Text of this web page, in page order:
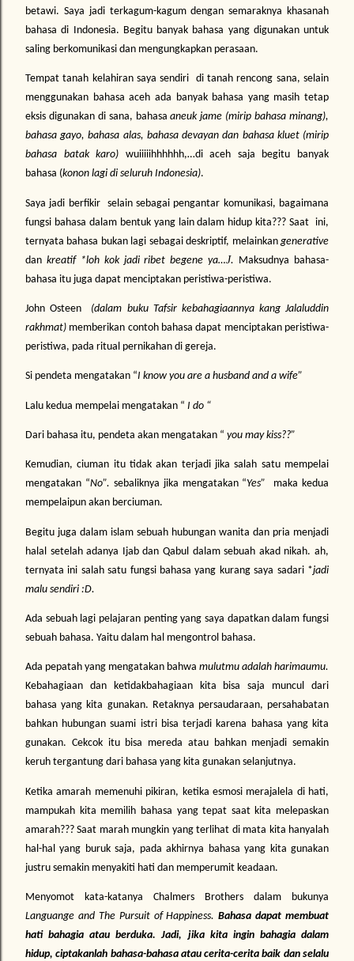
betawi. Saya jadi terkagum-kagum dengan semaraknya khasanah
bahasa di Indonesia. Begitu banyak bahasa yang digunakan untuk
saling berkomunikasi dan mengungkapkan perasaan.
Tempat tanah kelahiran saya sendiri di tanah rencong sana, selain
menggunakan bahasa aceh ada banyak bahasa yang masih tetap
eksis digunakan di sana, bahasaaneuk jame (mirip bahasa minang),
bahasa gayo, bahasa alas, bahasa devayan dan bahasa kluet (mirip
bahasa batak karo) wuiiiiihhhhhh,…di aceh saja begitu banyak
bahasa (konon lagi di seluruh Indonesia).
Saya jadi berfikir selain sebagai pengantar komunikasi, bagaimana
fungsi bahasa dalam bentuk yang lain dalam hidup kita??? Saat ini,
ternyata bahasa bukan lagi sebagai deskriptif, melainkan generative
dan kreatif *loh kok jadi ribet begene ya…J. Maksudnya bahasa-
bahasa itu juga dapat menciptakan peristiwa-peristiwa.
John Osteen (dalam buku Tafsir kebahagiaannya kang Jalaluddin
rakhmat) memberikan contoh bahasa dapat menciptakan peristiwa-
peristiwa, pada ritual pernikahan di gereja.
Si pendeta mengatakan “I know you are a husband and a wife”
Lalu kedua mempelai mengatakan “ I do “
Dari bahasa itu, pendeta akan mengatakan “ you may kiss??”
Kemudian, ciuman itu tidak akan terjadi jika salah satu mempelai
mengatakan “No”. sebaliknya jika mengatakan “Yes”
maka kedua
mempelaipun akan berciuman.
Begitu juga dalam islam sebuah hubungan wanita dan pria menjadi
halal setelah adanya Ijab dan Qabul dalam sebuah akad nikah. ah,
ternyata ini salah satu fungsi bahasa yang kurang saya sadari *jadi
malu sendiri :D.
Ada sebuah lagi pelajaran penting yang saya dapatkan dalam fungsi
sebuah bahasa. Yaitu dalam hal mengontrol bahasa.
Ada pepatah yang mengatakan bahwa mulutmu adalah harimaumu.
Kebahagiaan dan ketidakbahagiaan kita bisa saja muncul dari
bahasa yang kita gunakan. Retaknya persaudaraan, persahabatan
bahkan hubungan suami istri bisa terjadi karena bahasa yang kita
gunakan. Cekcok itu bisa mereda atau bahkan menjadi semakin
keruh tergantung dari bahasa yang kita gunakan selanjutnya.
Ketika amarah memenuhi pikiran, ketika esmosi merajalela di hati,
mampukah kita memilih bahasa yang tepat saat kita melepaskan
amarah??? Saat marah mungkin yang terlihat di mata kita hanyalah
hal-hal yang buruk saja, pada akhirnya bahasa yang kita gunakan
justru semakin menyakiti hati dan memperumit keadaan.
Menyomot kata-katanya Chalmers Brothers dalam bukunya
Languange and The Pursuit of Happiness. Bahasa dapat membuat
hati bahagia atau berduka. Jadi, jika kita ingin bahagia dalam
hidup, ciptakanlah bahasa-bahasa atau cerita-cerita baik dan selalu